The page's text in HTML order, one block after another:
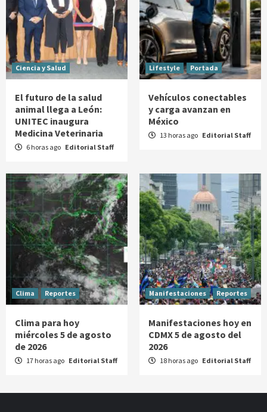
Ciencia y Salud
El futuro de la salud
animal llega a León:
UNITEC inaugura
Medicina Veterinaria
6 horas ago Editorial Staff
Lifestyle Portada
Vehículos conectables
y carga avanzan en
México
13 horas ago Editorial Staff
Clima Reportes
Clima para hoy
miércoles 5 de agosto
de 2026
17 horas ago Editorial Staff
Manifestaciones Reportes
Manifestaciones hoy en
CDMX 5 de agosto del
2026
18 horas ago Editorial Staff